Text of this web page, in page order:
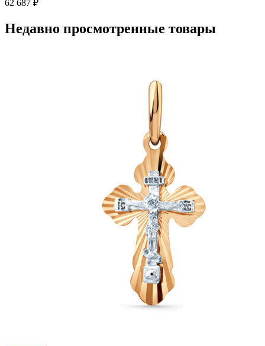
62 687 ₽
Недавно просмотренные товары